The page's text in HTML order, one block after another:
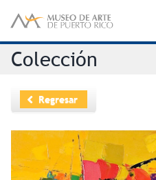
Colección
Regresar